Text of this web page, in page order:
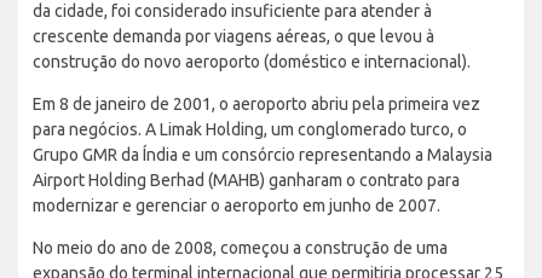
da cidade, foi considerado insuficiente para atender à
crescente demanda por viagens aéreas, o que levou à
construção do novo aeroporto (doméstico e internacional).
Em 8 de janeiro de 2001, o aeroporto abriu pela primeira vez
para negócios. A Limak Holding, um conglomerado turco, o
Grupo GMR da Índia e um consórcio representando a Malaysia
Airport Holding Berhad (MAHB) ganharam o contrato para
modernizar e gerenciar o aeroporto em junho de 2007.
No meio do ano de 2008, começou a construção de uma
expansão do terminal internacional que permitiria processar 25